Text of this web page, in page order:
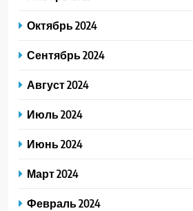
Октябрь 2024
Сентябрь 2024
Август 2024
Июль 2024
Июнь 2024
Март 2024
Февраль 2024